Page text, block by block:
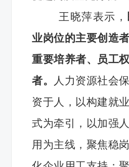
王晓萍表示，
业岗位的主要创造
重要培养者、员工
者。
人力资源社会
资于人，以构建就
式为牵引，以加强
用为主线，聚焦稳